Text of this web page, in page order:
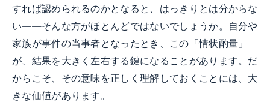
すれば認められるのかとなると、はっきりとは分からな
い——そんな方がほとんどではないでしょうか。自分や
家族が事件の当事者となったとき、この「情状酌量」
が、結果を大きく左右する鍵になることがあります。だ
からこそ、その意味を正しく理解しておくことには、大
きな価値があります。